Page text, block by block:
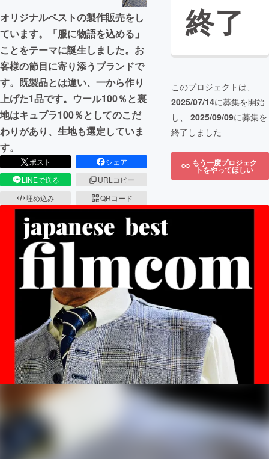
オリジナルベストの製作販売をし
ています。「服に物語を込める」
ことをテーマに誕生しました。お
客様の節目に寄り添うブランドで
す。既製品とは違い、一から作り
上げた1品です。ウール100％と裏
地はキュプラ100％としてのこだ
わりがあり、生地も選定していま
す。
ポスト
シェア
LINEで送る
URLコピー
埋め込み
QRコード
終了
このプロジェクトは、
2025/07/14に募集を開始
し、 2025/09/09に募集を
終了しました
もう一度プロジェク
トをやってほしい